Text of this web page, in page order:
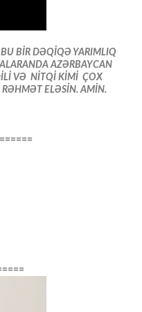
BİR DƏQİQƏ YARIMLIQ
AZƏRBAYCAN
VƏ NİTQİ KİMİ ÇOX
ELƏSİN. AMİN.